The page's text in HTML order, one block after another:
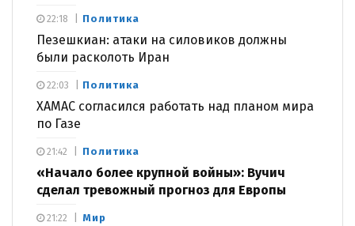
Политика
Пезешкиан: атаки на силовиков должны
были расколоть Иран
22:18
Политика
ХАМАС согласился работать над планом мира
по Газе
22:03
Политика
«Начало более крупной войны»: Вучич
сделал тревожный прогноз для Европы
21:42
Мир
21:22